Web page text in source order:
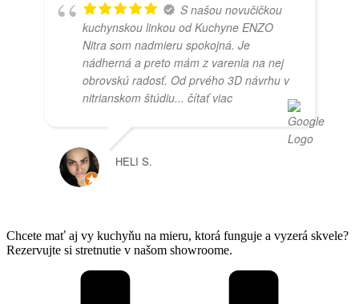
S našou novučičkou
kuchynskou linkou od Kuchyne ENZO
Nitra som nadmieru spokojná. Je
nádherná a preto mám z varenia na nej
obrovskú radosť. Od prvého 3D návrhu v
nitrianskom štúdiu... čítať viac
HELI S.
Chcete mať aj vy kuchyňu na mieru, ktorá funguje a vyzerá skvele?
Rezervujte si stretnutie v našom showroome.